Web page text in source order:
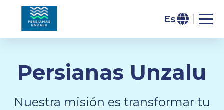
Es
Persianas Unzalu
Nuestra misión es transformar tu